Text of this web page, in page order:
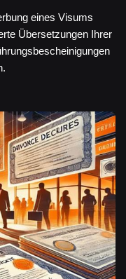
eines Visums
Übersetzungen Ihrer